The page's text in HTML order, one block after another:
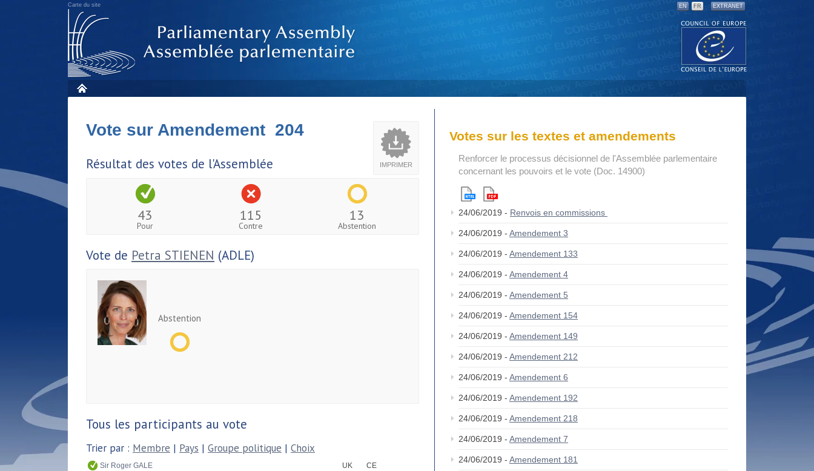
Carte du site EN FR EXTRANET
IMPRIMER
Vote sur Amendement 204
Résultat des votes de l'Assemblée
43
Pour
115
Contre
13
Abstention
Vote de Petra STIENEN (ADLE)
Abstention
Tous les participants au vote
Trier par : Membre | Pays | Groupe politique | Choix
Sir Roger GALE UK
CE
Votes sur les textes et amendements
Renforcer le processus décisionnel de l'Assemblée parlementaire
concernant les pouvoirs et le vote (Doc. 14900)
24/06/2019 - Renvois en commissions
24/06/2019 - Amendement 3
24/06/2019 - Amendement 133
24/06/2019 - Amendement 4
24/06/2019 - Amendement 5
24/06/2019 - Amendement 154
24/06/2019 - Amendement 149
24/06/2019 - Amendement 212
24/06/2019 - Amendement 6
24/06/2019 - Amendement 192
24/06/2019 - Amendement 218
24/06/2019 - Amendement 7
24/06/2019 - Amendement 181